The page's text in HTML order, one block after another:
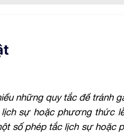
những quy tắc để tránh
sự hoặc phương thức
số phép tắc lịch sự hoặc